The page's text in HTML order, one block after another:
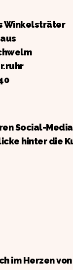
Winkelsträter
Social-
hinter die
im Herzen